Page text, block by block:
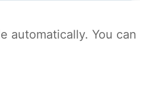
automatically. You can